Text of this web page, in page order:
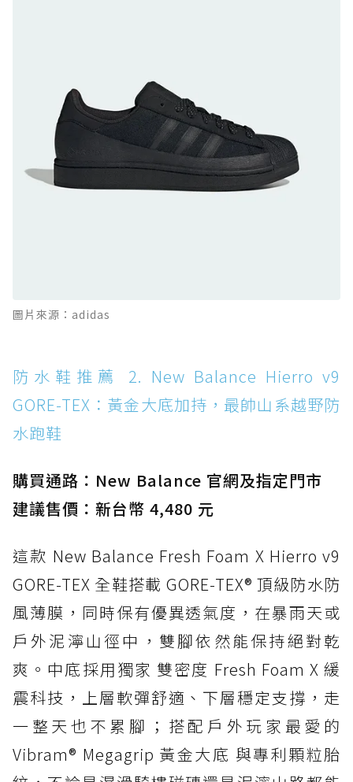
防水鞋推薦 10. PUMA Voyage NITRO™ 4
GORE-TEX：氮氣中底注入，回彈與防滑兼具的
全天候越野跑鞋
防水鞋推薦 11. On Cloudhorizon 2 WP：腳
感軟彈、搭載 Missiongrip™ 的防水輕越野鞋
Boot：馬汀首款雨靴登場，經典八孔加上全防
防水鞋推薦 14. SKECHERS BADGER
WATERPROOF：一踩即穿懶人神器！搭載固特
異大底與全防水厚底健走鞋
防水鞋推薦 15. Brooks Cascadia 19 GTX：注
圖片來源：adidas
防水鞋推薦 2. New Balance Hierro v9
GORE-TEX：黃金大底加持，最帥山系越野防
水跑鞋
購買通路：New Balance 官網及指定門市
建議售價：新台幣 4,480 元
這款 New Balance Fresh Foam X Hierro v9
GORE-TEX 全鞋搭載 GORE-TEX® 頂級防水防
風薄膜，同時保有優異透氣度，在暴雨天或
戶外泥濘山徑中，雙腳依然能保持絕對乾
爽。中底採用獨家 雙密度 Fresh Foam X 緩
震科技，上層軟彈舒適、下層穩定支撐，走
一整天也不累腳；搭配戶外玩家最愛的
Vibram® Megagrip 黃金大底 與專利顆粒胎